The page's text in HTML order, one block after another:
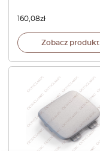
160,08zł
Zobacz produkt